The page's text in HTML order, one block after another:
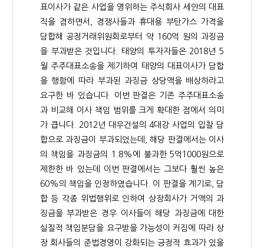
표이사가 같은 사업을 영위하는 주식회사 세안의 대표
직을 겸하면서, 경쟁사들과 휴대용 부탄가스 가격을
담합해 공정거래위원회로부터 약 160억 원의 과징금
을 부과받은 것입니다. 태양의 투자자들은 2018년 5
월 주주대표소송을 제기하여 태양의 대표이사가 담합
을 행함에 따라 부과된 과징금 상당액을 배상하라고
요구한 바 있습니다. 이번 판결은 기존 주주대표소송
과 비교해 이사 책임 범위를 크게 확대한 점에서 의미
가 큽니다. 2012년 대우건설의 4대강 사업의 입찰 담
합으로 과징금이 부과되었는데, 해당 판결에서는 이사
의 책임을 과징금의 1.8%에 불과한 5억1000원으로
제한한 바 있는데 이번 판결에서는 그보다 훨씬 높은
60%의 책임을 인정하였습니다. 이 판결을 계기로, 담
합 등 각종 위법행위로 인하여 상장회사가 거액의 과
징금을 부과받은 경우 이사들이 해당 과징금에 대한
실질적 책임분담을 요구받을 가능성이 커짐에 따라 상
장 회사들의 준법경영이 강화되는 긍정적 효과가 있을